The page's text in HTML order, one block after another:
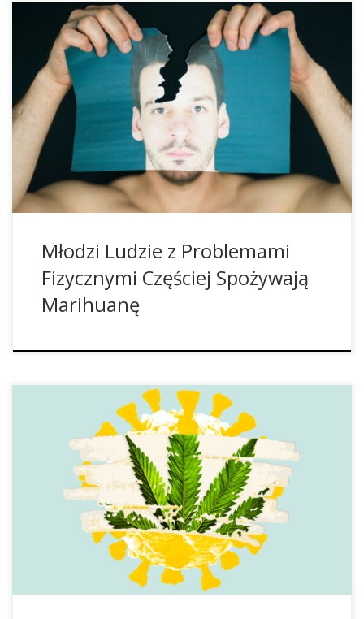
Zażywanie Konopi Indyjskich Jest Bardziej Powszechne
Wśród Młodych Ludzi z Problemami Cielesnymi Ból i złe
samopoczucie fizyczne mogą być uciążliwe. Badanie
przeprowadzone w Norwegii wykazało, że młodzi ludzie
częściej sięgają po konopie indyjskie. Jak często młodzi
ludzie cierpią z powodu bólu i nudności? Czy wśród
młodzieży istnieje związek między problemami […]
Młodzi Ludzie z Problemami
Fizycznymi Częściej Spożywają
Marihuanę
Cannabis a Koronawirus Krótko po wybuchu pandemii
Covid 19 naukowcy prowadzili już badania nad składnikami
konopi i ich przypuszczalną zdolnością do zmniejszenia
infekcji wirusem. W czerwcu 2020 roku badania na myszach
wykazały, że tetrahydrokannabinol w 100% chronił przed
zespołem ostrej niewydolności oddechowej i związaną z
nim toksycznością po sztucznie wywołanym […]